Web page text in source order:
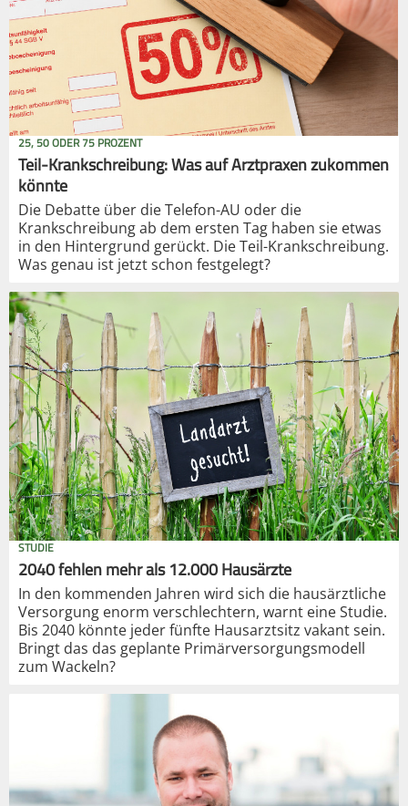
25, 50 ODER 75 PROZENT
Teil-Krankschreibung: Was auf Arztpraxen zukommen
könnte
Die Debatte über die Telefon-AU oder die
Krankschreibung ab dem ersten Tag haben sie etwas
in den Hintergrund gerückt. Die Teil-Krankschreibung.
Was genau ist jetzt schon festgelegt?
STUDIE
2040 fehlen mehr als 12.000 Hausärzte
In den kommenden Jahren wird sich die hausärztliche
Versorgung enorm verschlechtern, warnt eine Studie.
Bis 2040 könnte jeder fünfte Hausarztsitz vakant sein.
Bringt das das geplante Primärversorgungsmodell
zum Wackeln?